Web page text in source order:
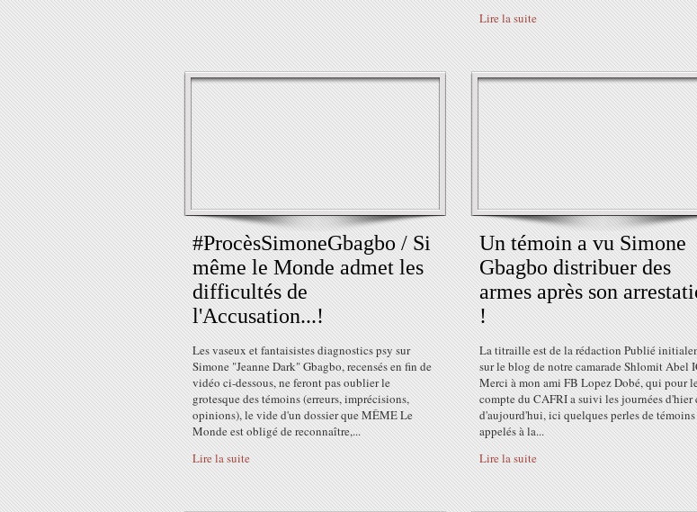
Lire la suite
#ProcèsSimoneGbagbo / Si
même le Monde admet les
difficultés de
l'Accusation...!
Les vaseux et fantaisistes diagnostics psy sur
Simone "Jeanne Dark" Gbagbo, recensés en fin de
vidéo ci-dessous, ne feront pas oublier le
grotesque des témoins (erreurs, imprécisions,
opinions), le vide d'un dossier que MÊME Le
Monde est obligé de reconnaître,...
Lire la suite
Un témoin a vu Simone
Gbagbo distribuer des
armes après son
!
La titraille est de la rédaction Publié
sur le blog de notre camarade Shlomit Abel
Merci à mon ami FB Lopez Dobé, qui pour
compte du CAFRI a suivi les journées d'hier
d'aujourd'hui, ici quelques perles de témoins
appelés à la...
Lire la suite